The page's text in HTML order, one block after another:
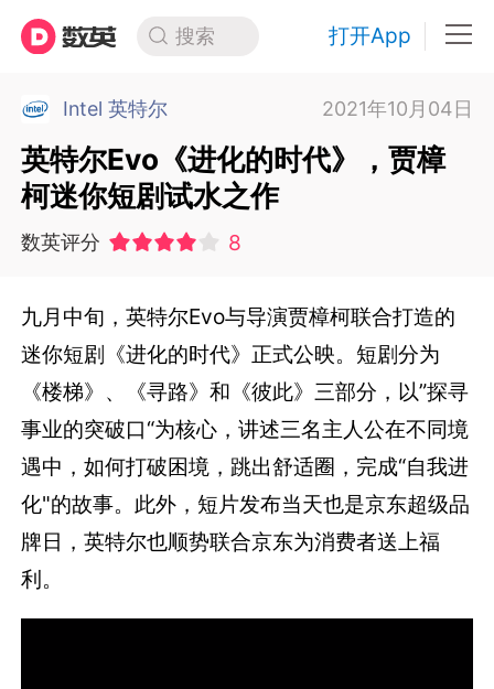
搜索 打开App
Intel 英特尔 2021年10月04日
英特尔Evo《进化的时代》，贾樟
柯迷你短剧试水之作
数英评分 8
九月中旬，英特尔Evo与导演贾樟柯联合打造的
迷你短剧《进化的时代》正式公映。短剧分为
《楼梯》、《寻路》和《彼此》三部分，以”探寻
事业的突破口“为核心，讲述三名主人公在不同境
遇中，如何打破困境，跳出舒适圈，完成“自我进
化"的故事。此外，短片发布当天也是京东超级品
牌日，英特尔也顺势联合京东为消费者送上福
利。